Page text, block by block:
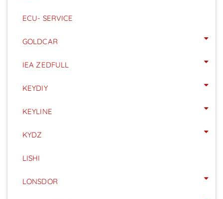
ECU- SERVICE
GOLDCAR
IEA ZEDFULL
KEYDIY
KEYLINE
KYDZ
LISHI
LONSDOR